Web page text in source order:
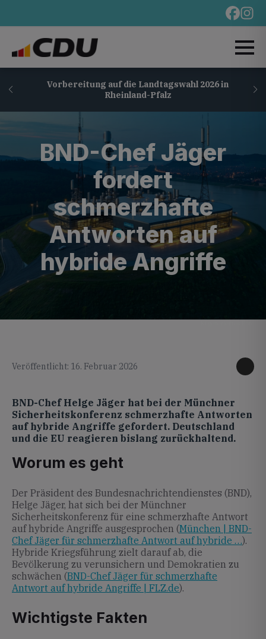
Vorbereitung auf die Landtagswahl 2026 in
Rheinland-Pfalz
BND-Chef Jäger
fordert
schmerzhafte
Antworten auf
hybride Angriffe
Veröffentlicht: 16. Februar 2026
BND-Chef Helge Jäger hat bei der Münchner
Sicherheitskonferenz schmerzhafte Antworten
auf hybride Angriffe gefordert. Deutschland
und die EU reagieren bislang zurückhaltend.
Worum es geht
Der Präsident des Bundesnachrichtendienstes (BND),
Helge Jäger, hat sich bei der Münchner
Sicherheitskonferenz für eine schmerzhafte Antwort
auf hybride Angriffe ausgesprochen (München | BND-
Chef Jäger für schmerzhafte Antwort auf hybride …).
Hybride Kriegsführung zielt darauf ab, die
Bevölkerung zu verunsichern und Demokratien zu
schwächen (BND-Chef Jäger für schmerzhafte
Antwort auf hybride Angriffe | FLZ.de).
Wichtigste Fakten